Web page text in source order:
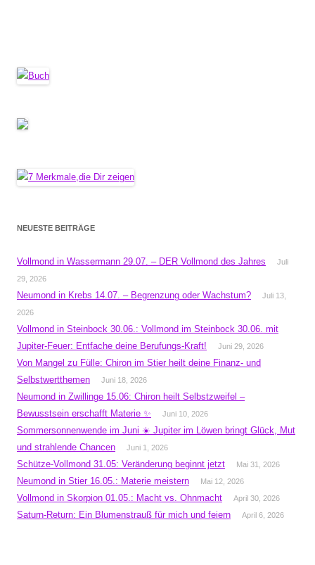
NEUESTE BEITRÄGE
Vollmond in Wassermann 29.07. – DER Vollmond des Jahres
Juli
29, 2026
Neumond in Krebs 14.07. – Begrenzung oder Wachstum?
Juli 13,
2026
Vollmond in Steinbock 30.06.: Vollmond im Steinbock 30.06. mit
Jupiter-Feuer: Entfache deine Berufungs-Kraft!
Juni 29, 2026
Von Mangel zu Fülle: Chiron im Stier heilt deine Finanz- und
Selbstwertthemen
Juni 18, 2026
Neumond in Zwillinge 15.06: Chiron heilt Selbstzweifel –
Bewusstsein erschafft Materie ✨
Juni 10, 2026
Sommersonnenwende im Juni ☀️ Jupiter im Löwen bringt Glück, Mut
und strahlende Chancen
Juni 1, 2026
Schütze-Vollmond 31.05: Veränderung beginnt jetzt Mai 31, 2026
Neumond in Stier 16.05.: Materie meistern Mai 12, 2026
Vollmond in Skorpion 01.05.: Macht vs. Ohnmacht April 30, 2026
Saturn-Return: Ein Blumenstrauß für mich und feiern April 6, 2026